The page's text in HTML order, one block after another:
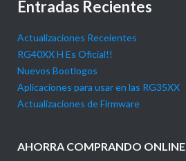
Entradas Recientes
Actualizaciones Receientes
RG40XX H Es Oficial!!
Nuevos Bootlogos
Aplicaciones para usar en las RG35XX
Actualizaciones de Firmware
AHORRA COMPRANDO ONLINE